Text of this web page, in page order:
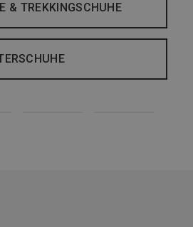
& TREKKINGSCHUHE